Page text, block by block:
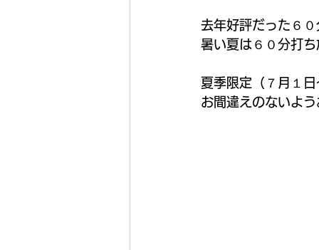
去年好評だった６
暑い夏は６０分打
夏季限定（ ７月１
お間違えのないよ